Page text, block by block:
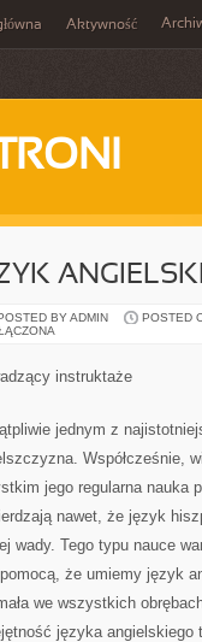
Aktywność
ANGIELSKI
BY ADMIN POSTED
instruktaże
jednym z
Współcześnie,
jego regularna nauka
nawet, że język
wady. Tego typu nauce
że umiemy język
we wszystkich
języka